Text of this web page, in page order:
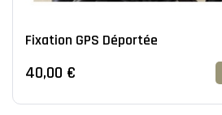
Fixation GPS Déportée
40,00 €